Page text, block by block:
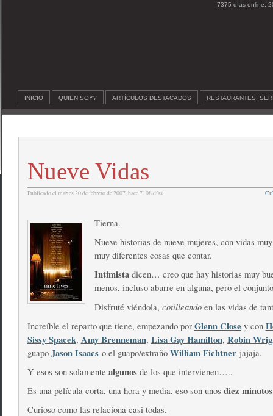
7375 días online:
INICIO QUIEN SOY? ARTÍCULOS DESTACADOS RESTAURANTES,
Nueve Vidas
Publicado el martes 20 de febrero de 2007, hace 7108 días.
Tierna.
Nueve historias de nueve mujeres, con vidas
muy diferentes cosas que contar.
Intimistadicen… creo que hay historias muy
menos, incluso aburre en alguna, pero el
Disfruté viéndola, cotilleandoen las vidas de
Increíble el reparto que tiene, empezando por Glenn Close y con
Sissy Spacek, Amy Brenneman, Lisa Gay Hamilton, Robin
guapo Jason Isaacso el guapo/extraño William Fichtnerjajaja.
Y esos son solamente algunosde los que intervienen…..
Es una película corta, una hora y media, eso son unos diez minutos
Curioso como las relaciona casi todas.